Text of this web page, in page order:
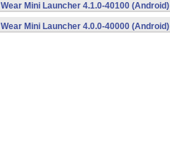
Wear Mini Launcher 4.1.0-40100 (Android)
Wear Mini Launcher 4.0.0-40000 (Android)